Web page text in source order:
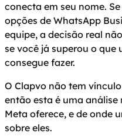
conecta em seu nome.
opções de WhatsApp
equipe, a decisão real
se você já superou o que
consegue fazer.
O Clapvo não tem
então esta é uma
Meta oferece, e de onde
sobre eles.